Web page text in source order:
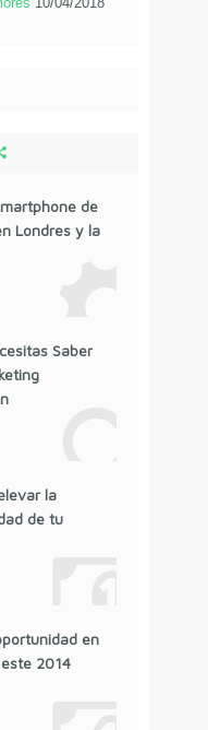
de
Londres y la
Saber
la
de tu
en
2014